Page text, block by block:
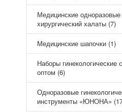
Медицинские одноразовые
хирургический халаты (7)
Медицинские шапочки (1)
Наборы гинекологические
оптом (6)
Одноразовые
инструменты «ЮНОНА»